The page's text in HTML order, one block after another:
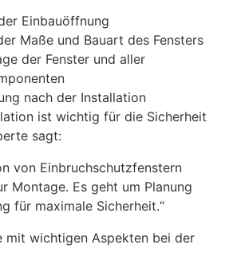
Einbauöffnung
Maße und Bauart des Fensters
der Fenster und aller
nach der Installation
ist wichtig für die Sicherheit
sagt:
von Einbruchschutzfenstern
Montage. Es geht um Planung
für maximale Sicherheit.“
mit wichtigen Aspekten bei der